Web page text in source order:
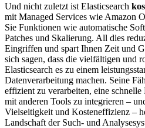
Und nicht zuletzt ist Elasticsearch
mit Managed Services wie Amazon
Sie Funktionen wie automatische
Patches und Skalierung. All dies
Eingriffen und spart Ihnen Zeit und
sich sagen, dass die vielfältigen und
Elasticsearch es zu einem
Datenverarbeitung machen. Seine
effizient zu verarbeiten, eine
mit anderen Tools zu integrieren –
Vielseitigkeit und Kosteneffizienz –
Landschaft der Such- und